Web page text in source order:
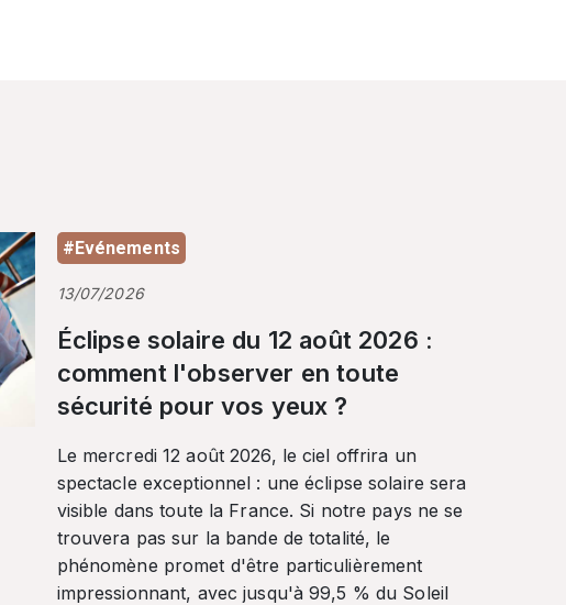
#Evénements
13/07/2026
Éclipse solaire du 12 août 2026 :
comment l'observer en toute
sécurité pour vos yeux ?
Le mercredi 12 août 2026, le ciel offrira un
spectacle exceptionnel : une éclipse solaire sera
visible dans toute la France. Si notre pays ne se
trouvera pas sur la bande de totalité, le
phénomène promet d'être particulièrement
impressionnant, avec jusqu'à 99,5 % du Soleil